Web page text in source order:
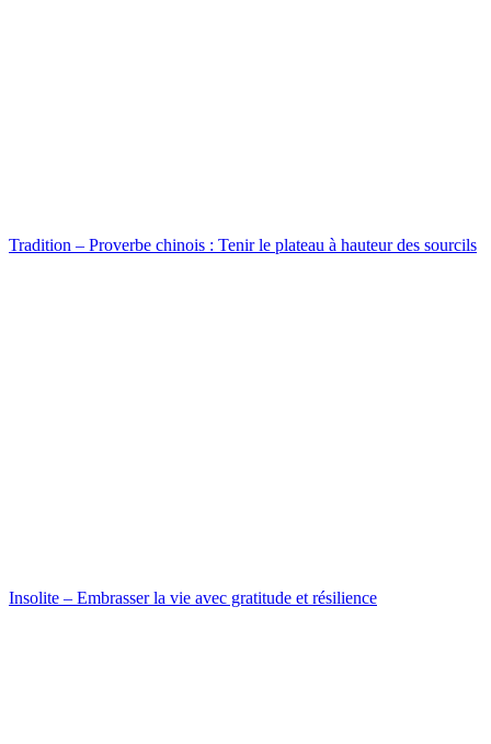
Tradition – Proverbe chinois : Tenir le plateau à hauteur des sourcils
Insolite – Embrasser la vie avec gratitude et résilience